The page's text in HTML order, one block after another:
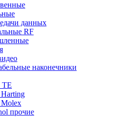
данных
RF
наконечники
TE
прочие